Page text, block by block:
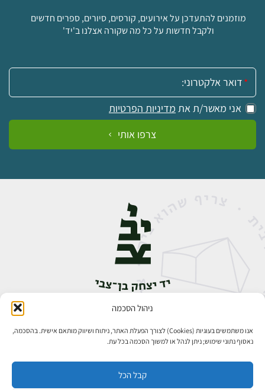
ניהול הסכמה
אנו משתמשים בעוגיות (Cookies) לצורך הפעלת האתר, ניתוח ושיווק מותאם אישית. בהסכמה,
נאסוף נתוני שימוש; ניתן לנהל או למשוך הסכמה בכל עת.
קבל הכל
מוזמנים להתעדכן על אירועים, קורסים, סיורים, ספרים חדשים
ולקבל חדשות על כל מה שקורה אצלנו ב'יד'
אימייל:
אני מאשר/ת את מדיניות הפרטיות
צרפו אותי
אבן גבירול 14, רחביה, ירושלים